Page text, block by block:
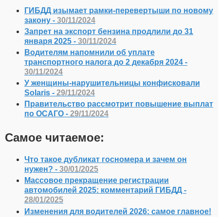
ГИБДД изымает рамки-перевертыши по новому
закону - 30/11/2024
Запрет на экспорт бензина продлили до 31
января 2025 - 30/11/2024
Водителям напомнили об уплате
транспортного налога до 2 декабря 2024 -
30/11/2024
У женщины-нарушительницы конфисковали
Solaris - 29/11/2024
Правительство рассмотрит повышение выплат
по ОСАГО - 29/11/2024
Самое читаемое:
Что такое дубликат госномера и зачем он
нужен? - 30/01/2025
Массовое прекращение регистрации
автомобилей 2025: комментарий ГИБДД -
28/01/2025
Изменения для водителей 2026: самое главное!